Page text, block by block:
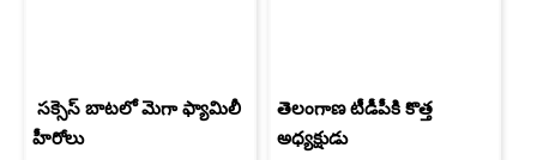
సక్సెస్ బాటలో మెగా ఫ్యామిలీ
హీరోలు
తెలంగాణ టీడీపీకి కొత్త
అధ్యక్షుడు